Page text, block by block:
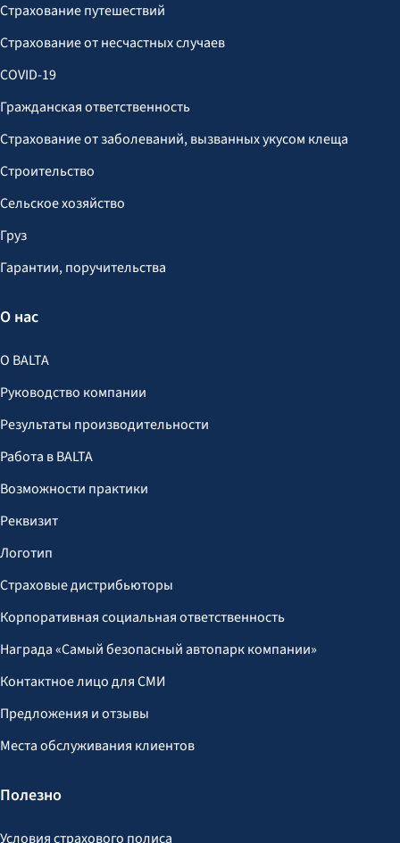
Страхование путешествий
Страхование от несчастных случаев
COVID-19
Гражданская ответственность
Страхование от заболеваний, вызванных укусом клеща
Строительство
Сельское хозяйство
Груз
Гарантии, поручительства
О нас
О BALTA
Руководство компании
Результаты производительности
Работа в BALTA
Возможности практики
Реквизит
Логотип
Страховые дистрибьюторы
Корпоративная социальная ответственность
Награда «Самый безопасный автопарк компании»
Контактное лицо для СМИ
Предложения и отзывы
Места обслуживания клиентов
Полезно
Условия страхового полиса